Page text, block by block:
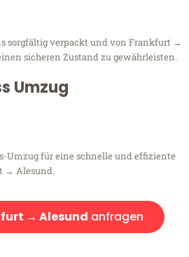
sorgfältig verpackt und von Frankfurt →
sicheren Zustand zu gewährleisten.
Umzug
Umzug für eine schnelle und effiziente
→ Alesund.
→ Alesund anfragen